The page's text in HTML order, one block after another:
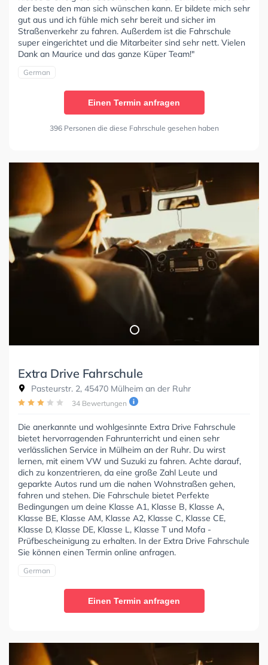
der beste den man sich wünschen kann. Er bildete mich sehr
gut aus und ich fühle mich sehr bereit und sicher im
Straßenverkehr zu fahren. Außerdem ist die Fahrschule
super eingerichtet und die Mitarbeiter sind sehr nett. Vielen
Dank an Maurice und das ganze Küper Team!"
German
Einen Termin anfragen
396 Personen die diese Fahrschule gesehen haben
Extra Drive Fahrschule
Pasteurstr. 2, 45470 Mülheim an der Ruhr
34 Bewertungen
Die anerkannte und wohlgesinnte Extra Drive Fahrschule
bietet hervorragenden Fahrunterricht und einen sehr
verlässlichen Service in Mülheim an der Ruhr. Du wirst
lernen, mit einem VW und Suzuki zu fahren. Achte darauf,
dich zu konzentrieren, da eine große Zahl Leute und
geparkte Autos rund um die nahen Wohnstraßen gehen,
fahren und stehen. Die Fahrschule bietet Perfekte
Bedingungen um deine Klasse A1, Klasse B, Klasse A,
Klasse BE, Klasse AM, Klasse A2, Klasse C, Klasse CE,
Klasse D, Klasse DE, Klasse L, Klasse T und Mofa -
Prüfbescheinigung zu erhalten. In der Extra Drive Fahrschule
Sie können einen Termin online anfragen.
German
Einen Termin anfragen